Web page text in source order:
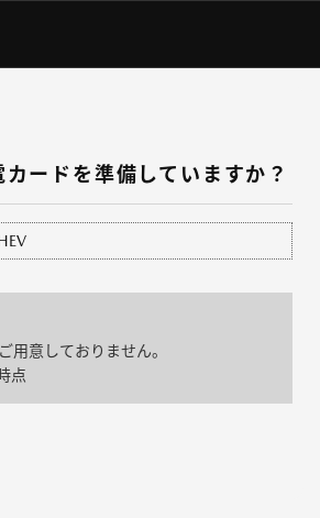
ードを準備していますか？
用意しておりません。
点